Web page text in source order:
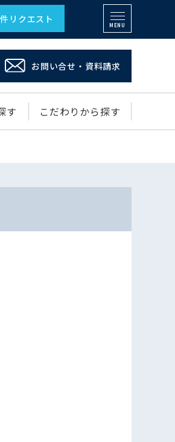
リクエスト
MENU
お問い合せ・資料請求
す こだわりから探す